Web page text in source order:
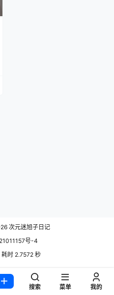
次元迷旭子日记
号-4
时 2.7572 秒
搜索 菜单 我的